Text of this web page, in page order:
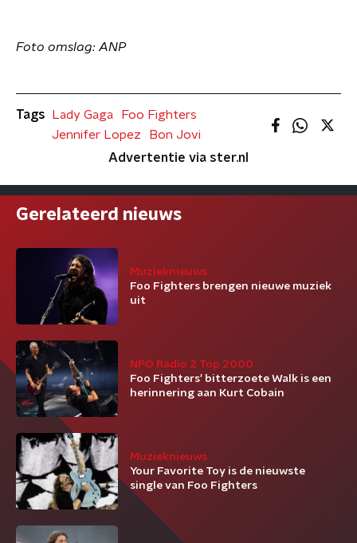
Foto omslag: ANP
Tags Lady Gaga
Foo Fighters
Jennifer Lopez
Bon Jovi
Advertentie via ster.nl
Gerelateerd nieuws
Muzieknieuws
Foo Fighters brengen nieuwe muziek
uit
NPO Radio 2 Top 2000
Foo Fighters' bitterzoete Walk is een
herinnering aan Kurt Cobain
Muzieknieuws
Your Favorite Toy is de nieuwste
single van Foo Fighters